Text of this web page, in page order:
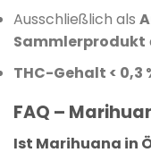
Ausschließlich als
Sammlerprodukt
THC-Gehalt < 0,3
FAQ –
Ist Marihuana in